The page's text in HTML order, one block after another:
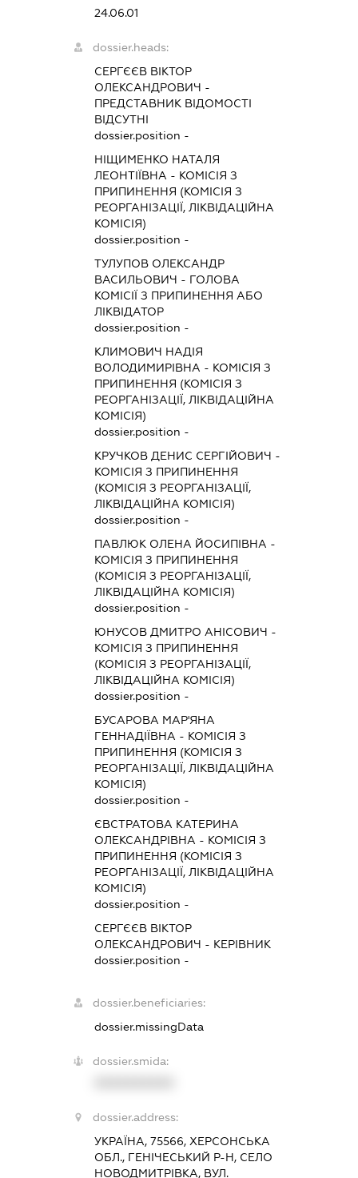
24.06.01
dossier.heads:
СЕРГЄЄВ ВІКТОР
ОЛЕКСАНДРОВИЧ -
ПРЕДСТАВНИК ВІДОМОСТІ
ВІДСУТНІ
dossier.position -
НІЩИМЕНКО НАТАЛЯ
ЛЕОНТІЇВНА - КОМІСІЯ З
ПРИПИНЕННЯ (КОМІСІЯ З
РЕОРГАНІЗАЦІЇ, ЛІКВІДАЦІЙНА
КОМІСІЯ)
dossier.position -
ТУЛУПОВ ОЛЕКСАНДР
ВАСИЛЬОВИЧ - ГОЛОВА
КОМІСІЇ З ПРИПИНЕННЯ АБО
ЛІКВІДАТОР
dossier.position -
КЛИМОВИЧ НАДІЯ
ВОЛОДИМИРІВНА - КОМІСІЯ З
ПРИПИНЕННЯ (КОМІСІЯ З
РЕОРГАНІЗАЦІЇ, ЛІКВІДАЦІЙНА
КОМІСІЯ)
dossier.position -
КРУЧКОВ ДЕНИС СЕРГІЙОВИЧ -
КОМІСІЯ З ПРИПИНЕННЯ
(КОМІСІЯ З РЕОРГАНІЗАЦІЇ,
ЛІКВІДАЦІЙНА КОМІСІЯ)
dossier.position -
ПАВЛЮК ОЛЕНА ЙОСИПІВНА -
КОМІСІЯ З ПРИПИНЕННЯ
(КОМІСІЯ З РЕОРГАНІЗАЦІЇ,
ЛІКВІДАЦІЙНА КОМІСІЯ)
dossier.position -
ЮНУСОВ ДМИТРО АНІСОВИЧ -
КОМІСІЯ З ПРИПИНЕННЯ
(КОМІСІЯ З РЕОРГАНІЗАЦІЇ,
ЛІКВІДАЦІЙНА КОМІСІЯ)
dossier.position -
БУСАРОВА МАР'ЯНА
ГЕННАДІЇВНА - КОМІСІЯ З
ПРИПИНЕННЯ (КОМІСІЯ З
РЕОРГАНІЗАЦІЇ, ЛІКВІДАЦІЙНА
КОМІСІЯ)
dossier.position -
ЄВСТРАТОВА КАТЕРИНА
ОЛЕКСАНДРІВНА - КОМІСІЯ З
ПРИПИНЕННЯ (КОМІСІЯ З
РЕОРГАНІЗАЦІЇ, ЛІКВІДАЦІЙНА
КОМІСІЯ)
dossier.position -
СЕРГЄЄВ ВІКТОР
ОЛЕКСАНДРОВИЧ - КЕРІВНИК
dossier.position -
dossier.beneficiaries:
dossier.missingData
dossier.smida:
dossier.address:
УКРАЇНА, 75566, ХЕРСОНСЬКА
ОБЛ., ГЕНІЧЕСЬКИЙ Р-Н, СЕЛО
НОВОДМИТРІВКА, ВУЛ.